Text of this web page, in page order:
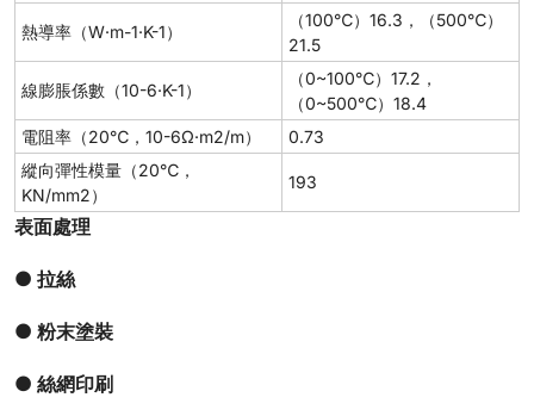
熱導率（W·m-1·K-1）
（100℃）16.3，（500℃）
21.5
線膨脹係數（10-6·K-1）
（0~100℃）17.2，
（0~500℃）18.4
電阻率（20℃，10-6Ω·m2/m）
0.73
縱向彈性模量（20℃，
KN/mm2）
193
表面處理
● 拉絲
● 粉末塗裝
● 絲網印刷